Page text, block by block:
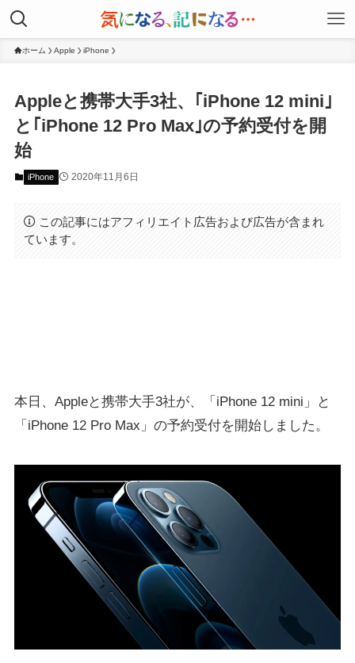
ホーム Apple iPhone
Appleと携帯大手3社、｢iPhone 12 mini｣
と｢iPhone 12 Pro Max｣の予約受付を開
始
iPhone 2020年11月6日
この記事にはアフィリエイト広告および広告が含まれ
ています。
本日、Appleと携帯大手3社が、「iPhone 12 mini」と
「iPhone 12 Pro Max」の予約受付を開始しました。